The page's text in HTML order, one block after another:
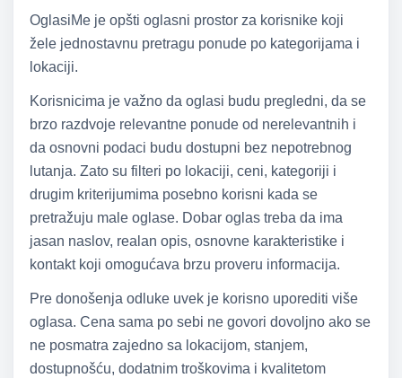
OglasiMe je opšti oglasni prostor za korisnike koji
žele jednostavnu pretragu ponude po kategorijama i
lokaciji.
Korisnicima je važno da oglasi budu pregledni, da se
brzo razdvoje relevantne ponude od nerelevantnih i
da osnovni podaci budu dostupni bez nepotrebnog
lutanja. Zato su filteri po lokaciji, ceni, kategoriji i
drugim kriterijumima posebno korisni kada se
pretražuju male oglase. Dobar oglas treba da ima
jasan naslov, realan opis, osnovne karakteristike i
kontakt koji omogućava brzu proveru informacija.
Pre donošenja odluke uvek je korisno uporediti više
oglasa. Cena sama po sebi ne govori dovoljno ako se
ne posmatra zajedno sa lokacijom, stanjem,
dostupnošću, dodatnim troškovima i kvalitetom